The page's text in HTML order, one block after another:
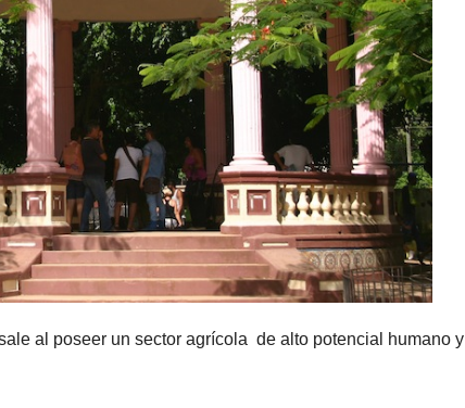
al poseer un sector agrícola de alto potencial humano y